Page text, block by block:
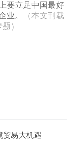
要立足中国最好
业。
（本文刊载
）
贸易大机遇